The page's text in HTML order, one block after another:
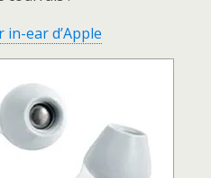
in-ear d’Apple